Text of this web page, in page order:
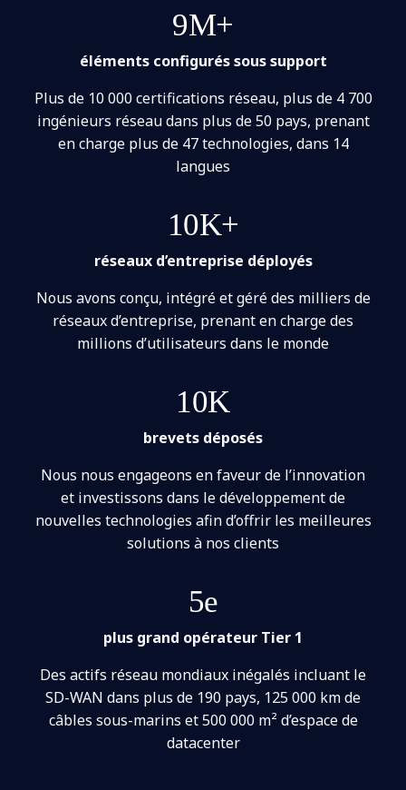
9M+
éléments configurés sous support
Plus de 10 000 certifications réseau, plus de 4 700
ingénieurs réseau dans plus de 50 pays, prenant
en charge plus de 47 technologies, dans 14
langues
10K+
réseaux d’entreprise déployés
Nous avons conçu, intégré et géré des milliers de
réseaux d’entreprise, prenant en charge des
millions d’utilisateurs dans le monde
10K
brevets déposés
Nous nous engageons en faveur de l’innovation
et investissons dans le développement de
nouvelles technologies afin d’offrir les meilleures
solutions à nos clients
5e
plus grand opérateur Tier 1
Des actifs réseau mondiaux inégalés incluant le
SD-WAN dans plus de 190 pays, 125 000 km de
câbles sous-marins et 500 000 m² d’espace de
datacenter